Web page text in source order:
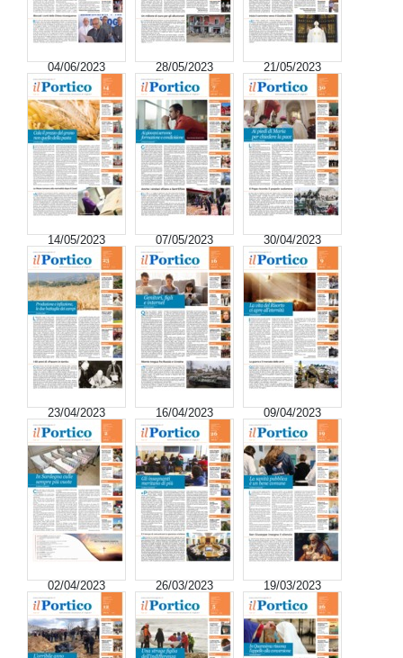
04/06/2023 28/05/2023 21/05/2023
14/05/2023 07/05/2023 30/04/2023
23/04/2023 16/04/2023 09/04/2023
02/04/2023 26/03/2023 19/03/2023